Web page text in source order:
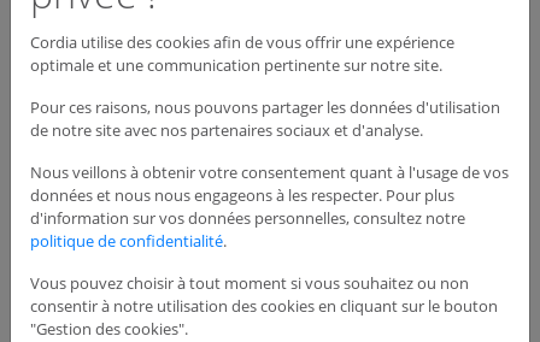
en gaz
Commande radio sécurisée pour une gestion à
distance de l'arrivée de gaz
Algorithme comprenant 4 niveaux de sécurité
La sécurité est une priorité absolue dans le développement
de notregénérateur de flammes sans eau, assurant ainsi un
cadre de confiance pour les manipulations liées à la
formation incendie. Le générateur de flammes sans eau
intègre ainsi des technologies de pointe en matière de
sécurité. Le formateur peut désormais conduire ses
sessions en toute mobilité, sans aucune inquiétude quant
Cordia utilise des cookies afin de vous offrir une expérience
optimale et une communication pertinente sur notre site.
Pour ces raisons, nous pouvons partager les données d'utilisation
de notre site avec nos partenaires sociaux et d'analyse.
Nous veillons à obtenir votre consentement quant à l'usage de vos
données et nous nous engageons à les respecter. Pour plus
d'information sur vos données personnelles, consultez notre
politique de confidentialité.
Vous pouvez choisir à tout moment si vous souhaitez ou non
consentir à notre utilisation des cookies en cliquant sur le bouton
"Gestion des cookies".